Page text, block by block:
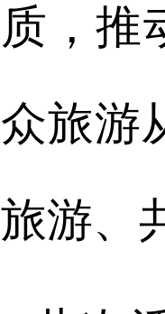
质，推
众旅游
旅游、